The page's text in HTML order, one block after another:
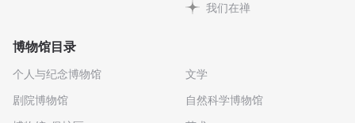
我们在禅
博物馆目录
个人与纪念博物馆
剧院博物馆
文学
自然科学博物馆